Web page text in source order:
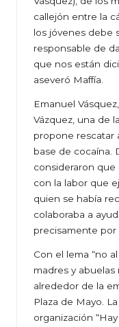
callejón entre la
los jóvenes debe
responsable de
que nos están
aseveró Maffía.
Emanuel
Vázquez, una de
propone rescatar
base de cocaína.
consideraron que
con la labor que
quien se había
colaboraba a
precisamente por
Con el lema “no
madres y abuelas
alrededor de la
Plaza de Mayo.
organización